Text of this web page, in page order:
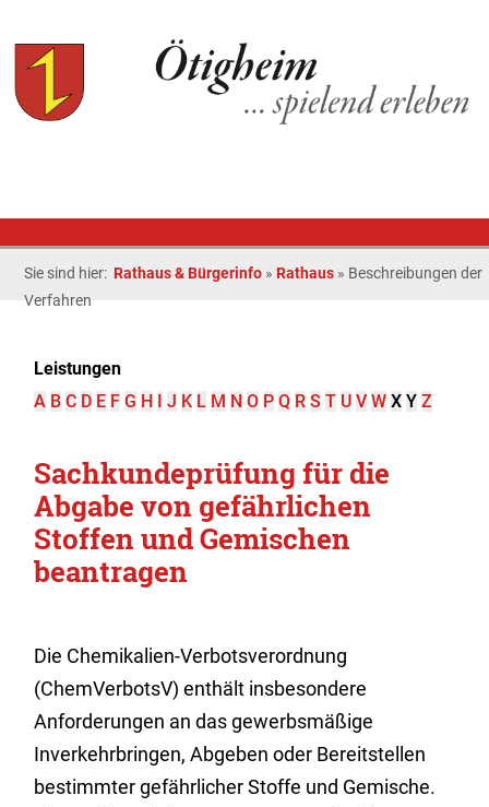
Sie sind hier: Rathaus & Bürgerinfo » Rathaus » Beschreibungen der
Verfahren
Leistungen
A B C D E F G H I J K L M N O P Q R S T U V W X Y Z
Sachkundeprüfung für die
Abgabe von gefährlichen
Stoffen und Gemischen
beantragen
Die Chemikalien-Verbotsverordnung
(ChemVerbotsV) enthält insbesondere
Anforderungen an das gewerbsmäßige
Inverkehrbringen, Abgeben oder Bereitstellen
bestimmter gefährlicher Stoffe und Gemische.